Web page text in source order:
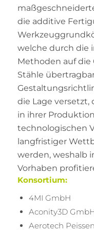
die additive
welche durch die
Methoden auf die
Stähle
die Lage
in ihrer
technologischen
langfristiger
werden, weshalb
Vorhaben
Konsortium:
4MI GmbH
Aconity3D
Aerotech